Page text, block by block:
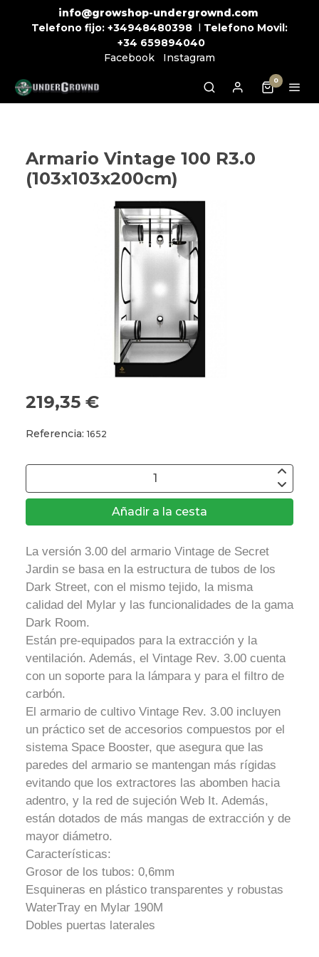
info@growshop-undergrownd.com
Telefono fijo: +34948480398 l Telefono Movil:
+34 659894040
Facebook
Instagram
0
Armario Vintage 100 R3.0
(103x103x200cm)
219,35 €
Referencia:1652
Añadir a la cesta
La versión 3.00 del armario Vintage de Secret
Jardin se basa en la estructura de tubos de los
Dark Street, con el mismo tejido, la misma
calidad del Mylar y las funcionalidades de la gama
Dark Room.
Están pre-equipados para la extracción y la
ventilación. Además, el Vintage Rev. 3.00 cuenta
con un soporte para la lámpara y para el filtro de
carbón.
El armario de cultivo Vintage Rev. 3.00 incluyen
un práctico set de accesorios compuestos por el
sistema Space Booster, que asegura que las
paredes del armario se mantengan más rígidas
evitando que los extractores las abomben hacia
adentro, y la red de sujeción Web It. Además,
están dotados de más mangas de extracción y de
mayor diámetro.
Características:
Grosor de los tubos: 0,6mm
Esquineras en plástico transparentes y robustas
WaterTray en Mylar 190M
Dobles puertas laterales